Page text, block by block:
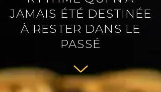
JAMAIS ÉTÉ DESTINÉE
À RESTER DANS LE
PASSÉ